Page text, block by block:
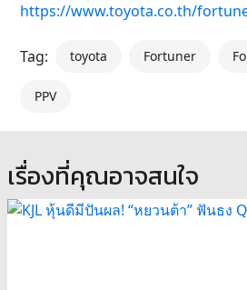
https://www.toyota.co.th/
Tag: toyota Fortuner
PPV
เรื่องที่คุณอาจสนใจ